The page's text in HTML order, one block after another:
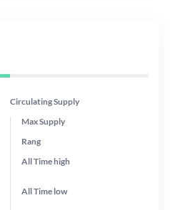
Circulating Supply
Max Supply
Rang
All Timehigh
All Time low